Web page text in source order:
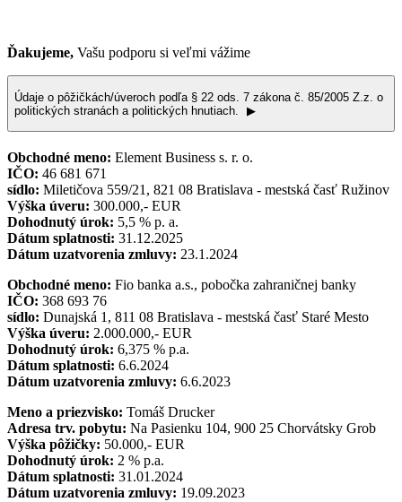
Ďakujeme, Vašu podporu si veľmi vážime
Údaje o pôžičkách/úveroch podľa § 22 ods. 7 zákona č. 85/2005 Z.z. o
politických stranách a politických hnutiach.
▶
Obchodné meno: Element Business s. r. o.
IČO: 46 681 671
sídlo: Miletičova 559/21, 821 08 Bratislava - mestská časť Ružinov
Výška úveru: 300.000,- EUR
Dohodnutý úrok: 5,5 % p. a.
Dátum splatnosti: 31.12.2025
Dátum uzatvorenia zmluvy: 23.1.2024
Obchodné meno: Fio banka a.s., pobočka zahraničnej banky
IČO: 368 693 76
sídlo: Dunajská 1, 811 08 Bratislava - mestská časť Staré Mesto
Výška úveru: 2.000.000,- EUR
Dohodnutý úrok: 6,375 % p.a.
Dátum splatnosti: 6.6.2024
Dátum uzatvorenia zmluvy: 6.6.2023
Meno a priezvisko: Tomáš Drucker
Adresa trv. pobytu: Na Pasienku 104, 900 25 Chorvátsky Grob
Výška pôžičky: 50.000,- EUR
Dohodnutý úrok: 2 % p.a.
Dátum splatnosti: 31.01.2024
Dátum uzatvorenia zmluvy: 19.09.2023